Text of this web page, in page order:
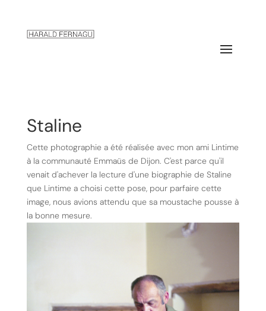
Staline
Cette photographie a été réalisée avec mon ami Lintime
à la communauté Emmaüs de Dijon. C'est parce qu'il
venait d'achever la lecture d'une biographie de Staline
que Lintime a choisi cette pose, pour parfaire cette
image, nous avions attendu que sa moustache pousse à
la bonne mesure.